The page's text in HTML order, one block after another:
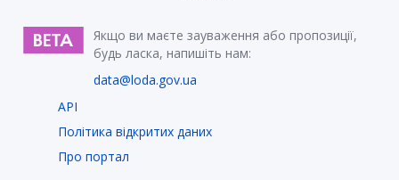
Якщо ви маєте зауваження або пропозиції,
будь ласка, напишіть нам:
data@loda.gov.ua
API
Політика відкритих даних
Про портал